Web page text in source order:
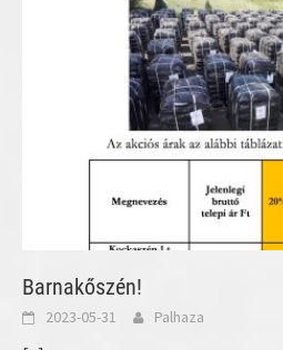
Barnakőszén!
2023-05-31 Palhaza